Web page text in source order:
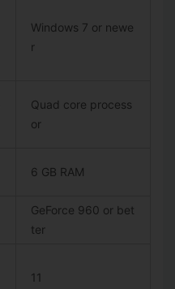
Windows 7 or newe
r
Quad core process
or
6 GB RAM
GeForce 960 or bet
ter
11